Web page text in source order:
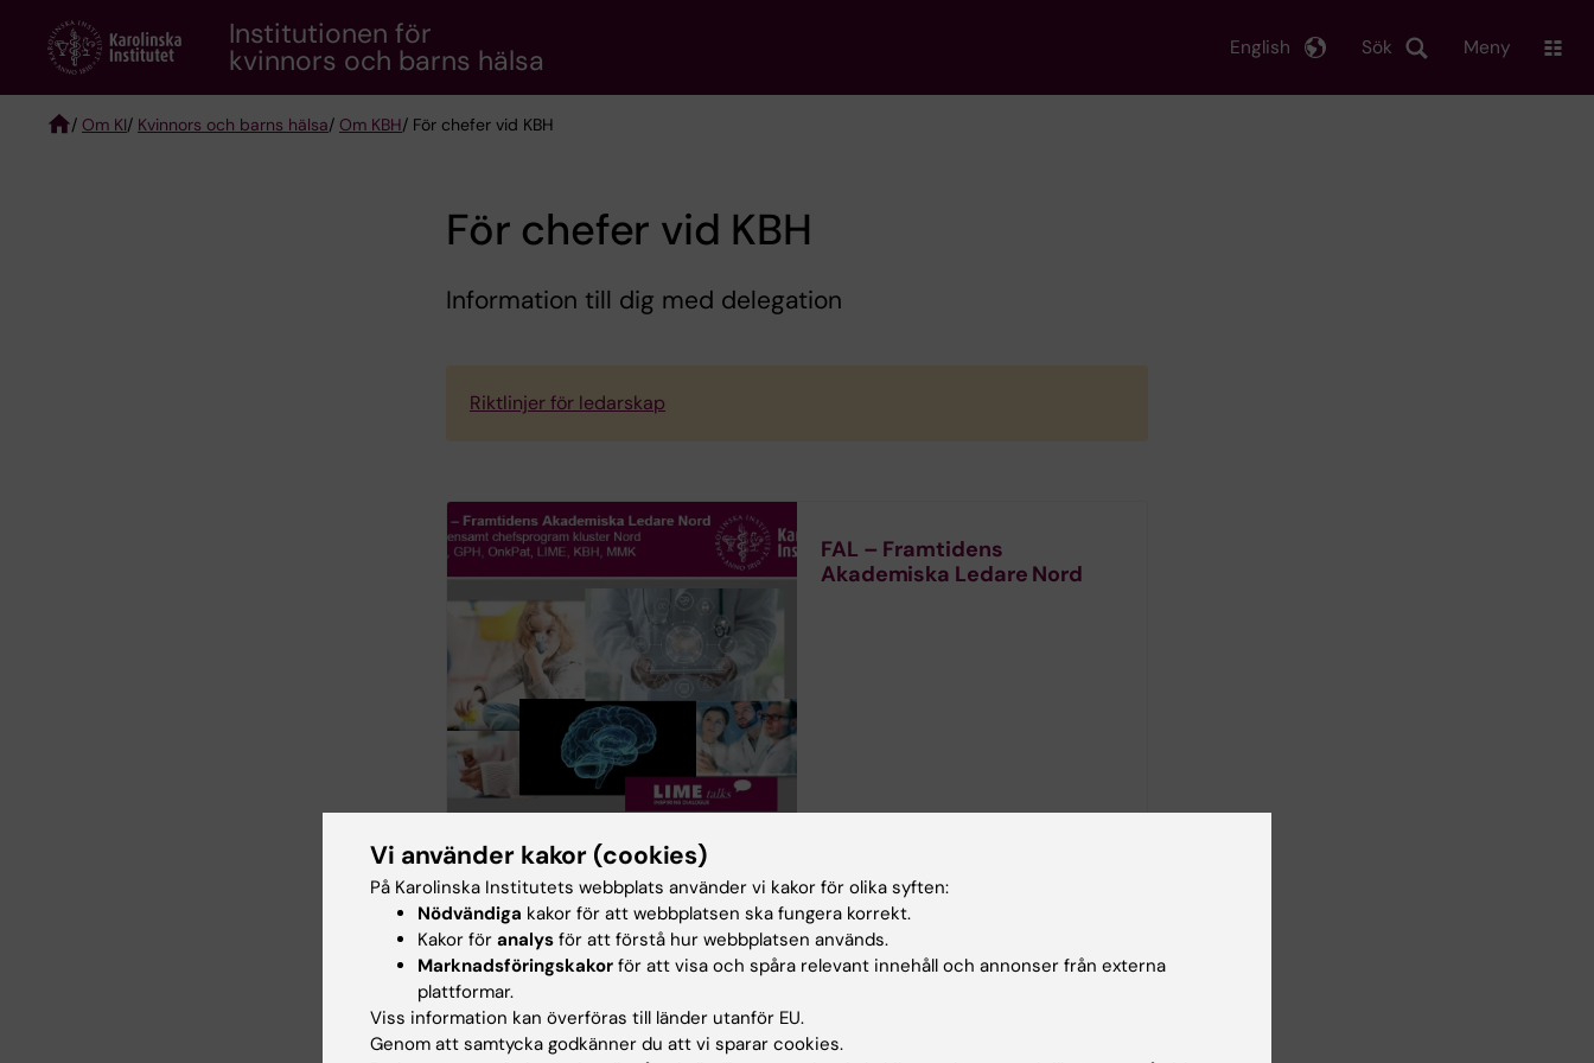
content
Institutionen för
kvinnors och barns hälsa Sök
English Meny
/ Om KI/ Kvinnors och barns hälsa/ Om KBH/ För chefer vid KBH
För chefer vid KBH
Information till dig med delegation
Riktlinjer för ledarskap
FAL – Framtidens
Akademiska Ledare Nord
Hade du nytta av informationen på denna sida?
No
Redaktör:Jelaine Legaspi
Vi använder kakor (cookies)
På Karolinska Institutets webbplats använder vi kakor för olika syften:
Nödvändiga kakor för att webbplatsen ska fungera korrekt.
Kakor för analys för att förstå hur webbplatsen används.
Marknadsföringskakor för att visa och spåra relevant innehåll och annonser från externa
plattformar.
Viss information kan överföras till länder utanför EU.
Genom att samtycka godkänner du att vi sparar cookies.